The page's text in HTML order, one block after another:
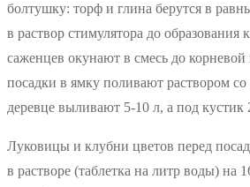
болтушку: торф и глина берутся в
в раствор стимулятора до
саженцев окунают в смесь до
посадки в ямку поливают раствором
деревце выливают 5-10 л, а под кустик
Луковицы и клубни цветов перед
в растворе (таблетка на литр воды) на